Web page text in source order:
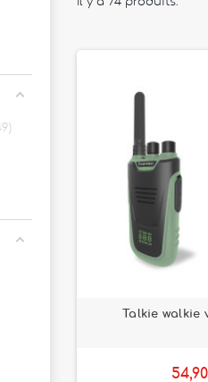
ou lors de balades en forêt,
Talkie walkie